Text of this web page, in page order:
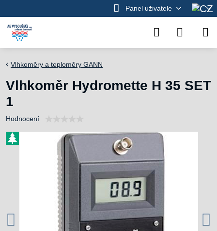
Panel uživatele
Vlhkoměry a teploměry GANN
Vlhkoměr Hydromette H 35 SET
1
Hodnocení